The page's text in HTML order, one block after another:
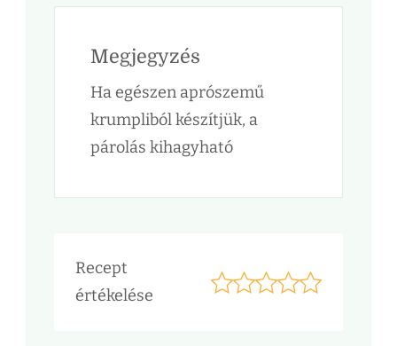
Megjegyzés
Ha egészen aprószemű
krumpliból készítjük, a
párolás kihagyható
Recept
értékelése